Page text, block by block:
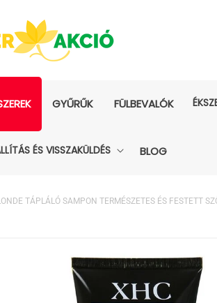
GYŰRŰK FÜLBEVALÓK
ÉS VISSZAKÜLDÉS BLOG
TÁPLÁLÓ SAMPON TERMÉSZETES ÉS FESTETT